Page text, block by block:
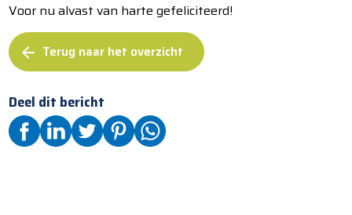
Voor nu alvast van harte gefeliciteerd!
arrow_back Terug naar het overzicht
Deel dit bericht